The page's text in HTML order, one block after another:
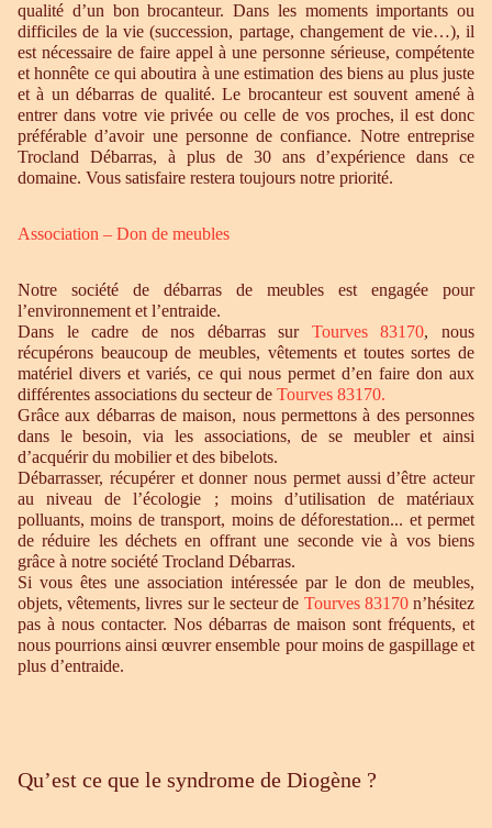
qualité d’un bon brocanteur. Dans les moments importants ou
difficiles de la vie (succession, partage, changement de vie…), il
est nécessaire de faire appel à une personne sérieuse, compétente
et honnête ce qui aboutira à une estimation des biens au plus juste
et à un débarras de qualité. Le brocanteur est souvent amené à
entrer dans votre vie privée ou celle de vos proches, il est donc
préférable d’avoir une personne de confiance. Notre entreprise
Trocland Débarras, à plus de 30 ans d’expérience dans ce
domaine. Vous satisfaire restera toujours notre priorité.
Association – Don de meubles
Notre société de débarras de meubles est engagée pour
l’environnement et l’entraide.
Dans le cadre de nos débarras sur Tourves 83170, nous
récupérons beaucoup de meubles, vêtements et toutes sortes de
matériel divers et variés, ce qui nous permet d’en faire don aux
différentes associations du secteur de Tourves 83170.
Grâce aux débarras de maison, nous permettons à des personnes
dans le besoin, via les associations, de se meubler et ainsi
d’acquérir du mobilier et des bibelots.
Débarrasser, récupérer et donner nous permet aussi d’être acteur
au niveau de l’écologie ; moins d’utilisation de matériaux
polluants, moins de transport, moins de déforestation... et permet
de réduire les déchets en offrant une seconde vie à vos biens
grâce à notre société Trocland Débarras.
Si vous êtes une association intéressée par le don de meubles,
objets, vêtements, livres sur le secteur de Tourves 83170n’hésitez
pas à nous contacter. Nos débarras de maison sont fréquents, et
nous pourrions ainsi œuvrer ensemble pour moins de gaspillage et
plus d’entraide.
Qu’est ce que le syndrome de Diogène ?